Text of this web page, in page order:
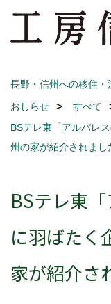
長野・信州への移住・
おしらせ
すべて
BSテレ東「アルバレ
州の家が紹介されまし
BSテレ東
に羽ばたく
家が紹介さ